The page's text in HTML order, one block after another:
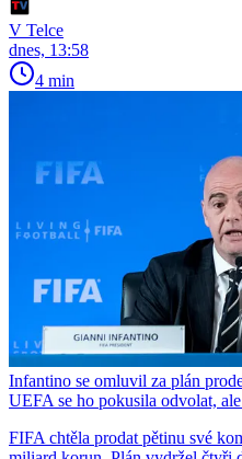
V Telce
dnes, 13:58
4 min
Infantino se omluvil za plán
UEFA se ho pokusila odvolat, ale
FIFA chtěla prodat pětinu své